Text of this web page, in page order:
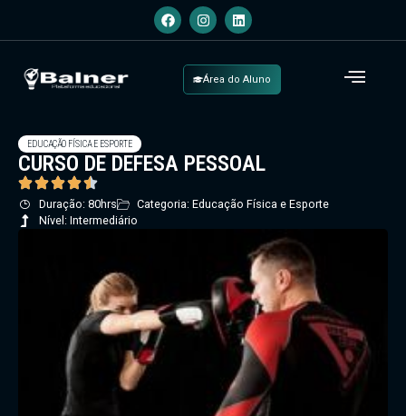
Área do Aluno
EDUCAÇÃO FÍSICA E ESPORTE
CURSO DE DEFESA PESSOAL
Duração: 80hrs
Categoria: Educação Física e Esporte
Nível: Intermediário